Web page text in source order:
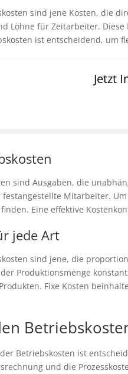
sind jene Kosten, die
Löhne für Zeitarbeiter.
ist entscheidend, um
Jetzt
sind Ausgaben, die
Mitarbeiter.
Eine effektive
jede Art
sind jene, die
Produktionsmenge
Fixe Kosten
Betriebskosten ist
und die